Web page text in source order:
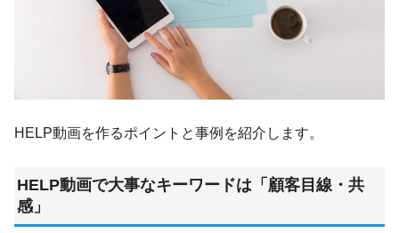
HELP動画を作るポイントと事例を紹介します。
HELP動画で大事なキーワードは「顧客目線・共
感」